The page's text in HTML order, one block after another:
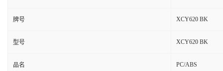
牌号 XCY620 BK
型号 XCY620 BK
品名 PC/ABS